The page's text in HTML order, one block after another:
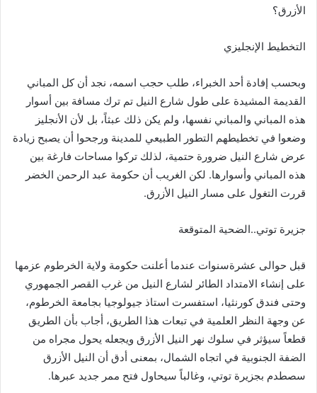
الأزرق؟
التخطيط الإنجليزي
وبحسب إفادة أحد الخبراء، طلب حجب اسمه، نجد أن كل المباني
القديمة المشيدة على طول شارع النيل تم ترك مسافة بين أسوار
هذه المباني والمباني نفسها، ولم يكن ذلك عبثاً، بل لأن الأنجليز
وضعوا في تخطيطهم التطور الطبيعي للمدينة ورجحوا أن يصبح زيادة
عرض شارع النيل ضرورة حتمية، لذلك تركوا مساحات فارغة بين
هذه المباني وأسوارها. لكن الغريب أن حكومة عبد الرحمن الخضر
قررت التغول على مسار النيل الأزرق.
جزيرة توتي..الضحية المتوقعة
قبل حوالى عشرةسنوات عندما أعلنت حكومة ولاية الخرطوم عزمها
على إنشاء الامتداد الطائر لشارع النيل من غرب القصر الجمهوري
وحتى فندق كورنثيا، استفسرت استاذ جيولوجيا بجامعة الخرطوم،
عن وجهة النظر العلمية في تبعات هذا الطريق، أجاب بأن الطريق
قطعاً سيؤثر في سلوك نهر النيل الأزرق ويجعله يحول مجراه من
الضفة الجنوبية في اتجاه الشمال، بمعنى أدق أن النيل الأزرق
سصطدم بجزيرة توتي، وغالباً سيحاول فتح ممر جديد عبرها.